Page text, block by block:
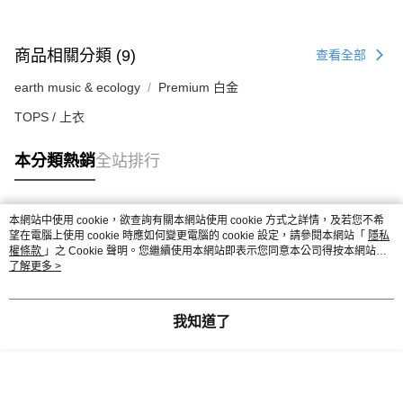
商品相關分類 (9) 查看全部
earth music & ecology Premium 白金
TOPS / 上衣
本分類熱銷全站排行
熱門標籤
本網站中使用 cookie，欲查詢有關本網站使用 cookie 方式之詳情，及若您不希
望在電腦上使用 cookie 時應如何變更電腦的 cookie 設定，請參閱本網站「 隱私
權條款 」之 Cookie 聲明。您繼續使用本網站即表示您同意本公司得按本網站使
用條款之 Cookie 聲明使用 cookie。
了解更多 >
我知道了